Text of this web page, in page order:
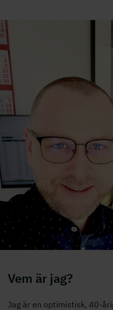
Vem är jag?
Jag är en optimistisk, 40-